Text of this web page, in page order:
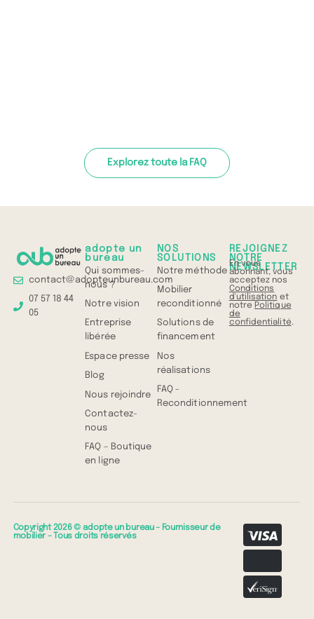
Explorez toute la FAQ
contact@adopteunbureau.com
07 57 18 44
05
adopte un
bureau
Qui sommes-
nous ?
Notre vision
Entreprise
libérée
Espace presse
Blog
Nous rejoindre
Contactez-
nous
FAQ – Boutique
en ligne
NOS
SOLUTIONS
Notre méthode
Mobilier
reconditionné
Solutions de
financement
Nos
réalisations
FAQ -
Reconditionnement
REJOIGNEZ
NOTRE
NEWSLETTER
En vous
abonnant, vous
acceptez nos
Conditions
d'utilisation et
notre Politique
de
confidentialité.
Copyright 2026 © adopte un bureau – Fournisseur de
mobilier – Tous droits réservés